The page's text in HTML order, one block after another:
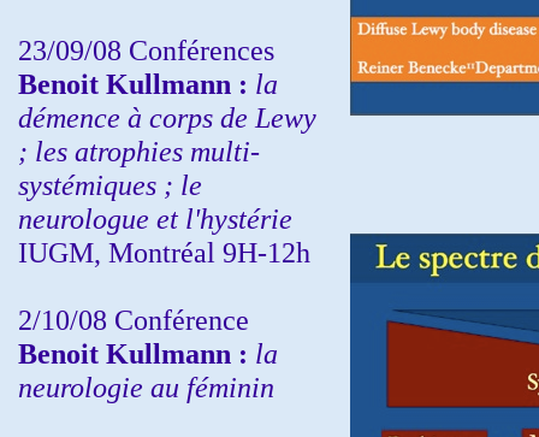
23/09/08 Conférences
Benoit Kullmann : la
démence à corps de Lewy
; les atrophies multi-
systémiques ; le
neurologue et l'hystérie
IUGM, Montréal 9H-12h
2/10/08 Conférence
Benoit Kullmann : la
neurologie au féminin